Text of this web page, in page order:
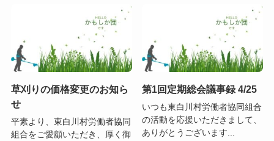
草刈りの価格変更のお知ら
せ
平素より、東白川村労働者協同
組合をご愛顧いただき、厚く御
第1回定期総会議事録 4/25
いつも東白川村労働者協同組合
の活動を応援いただきまして、
ありがとうございます...